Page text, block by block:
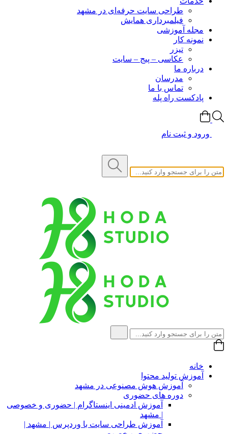
طراحی سایت حرفه‌ای در مشهد
فیلمبرداری همایش
مجله آموزشی
نمونه کار
تیزر
عکاسی – پیج – سایت
درباره ما
مدرسان
تماس با ما
پادکست راه پله
ورود و ثبت نام
خانه
آموزش تولید محتوا
آموزش هوش مصنوعی در مشهد
دوره های حضوری
آموزش ادمینی اینستاگرام | حضوری و خصوصی
| مشهد
آموزش طراحی سایت با وردپرس | مشهد |